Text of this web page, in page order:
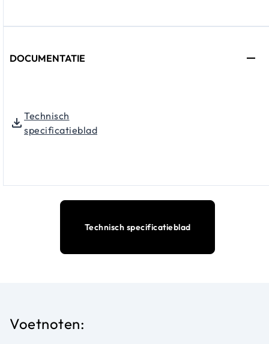
DOCUMENTATIE
Technisch
specificatieblad
Technisch specificatieblad
Voetnoten: